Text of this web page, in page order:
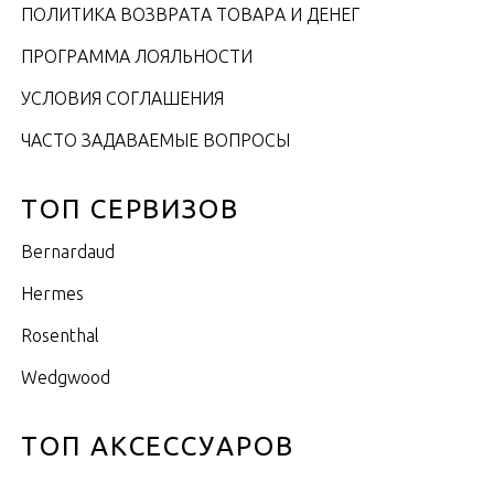
ПОЛИТИКА ВОЗВРАТА ТОВАРА И ДЕНЕГ
ПРОГРАММА ЛОЯЛЬНОСТИ
УСЛОВИЯ СОГЛАШЕНИЯ
ЧАСТО ЗАДАВАЕМЫЕ ВОПРОСЫ
ТОП СЕРВИЗОВ
Bernardaud
Hermes
Rosenthal
Wedgwood
ТОП АКСЕССУАРОВ